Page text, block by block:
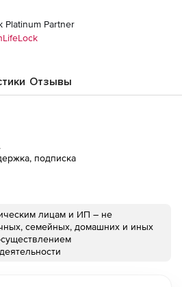
Platinum Partner
Отзывы
подписка
лицам и ИП – не
семейных, домашних и иных